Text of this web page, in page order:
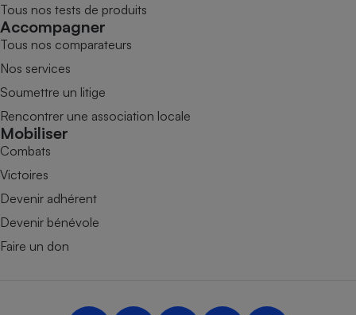
Tous nos tests de produits
Accompagner
Tous nos comparateurs
Nos services
Soumettre un litige
Rencontrer une association locale
Mobiliser
Combats
Victoires
Devenir adhérent
Devenir bénévole
Faire un don